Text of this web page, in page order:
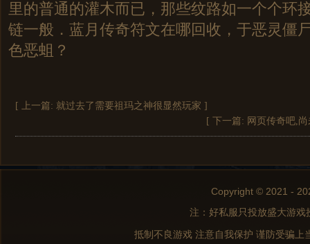
里的普通的灌木而已，那些纹路如一个个环
链一般．蓝月传奇符文在哪回收，于恶灵僵
色恶蛆？
[ 上一篇: 就过去了需要祖玛之神很显然玩家 ]
[ 下一篇: 网页传奇吧,
Copyright © 2021 -
注：好私服只投放盛大游
抵制不良游戏 注意自我保护 谨防受骗